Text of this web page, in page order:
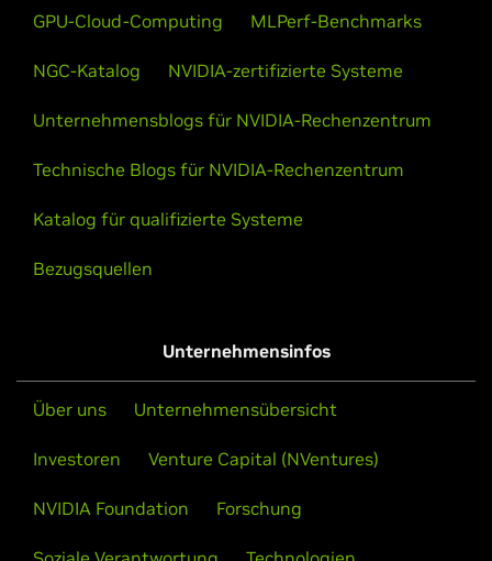
GPU-Cloud-Computing MLPerf-Benchmarks
NGC-Katalog NVIDIA-zertifizierte Systeme
Unternehmensblogs für NVIDIA-Rechenzentrum
Technische Blogs für NVIDIA-Rechenzentrum
Katalog für qualifizierte Systeme
Bezugsquellen
Unternehmensinfos
Über uns Unternehmensübersicht
Investoren Venture Capital (NVentures)
NVIDIA Foundation Forschung